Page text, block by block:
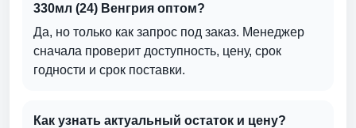
330мл (24) Венгрия оптом?
Да, но только как запрос под заказ. Менеджер
сначала проверит доступность, цену, срок
годности и срок поставки.
Как узнать актуальный остаток и цену?